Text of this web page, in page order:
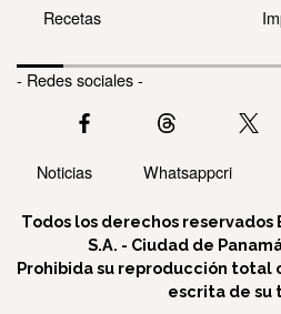
Recetas
- Redes sociales -
Noticias Whatsappcri
Todos los derechos reservados
S.A. - Ciudad de
Prohibida su reproducción total
escrita de su